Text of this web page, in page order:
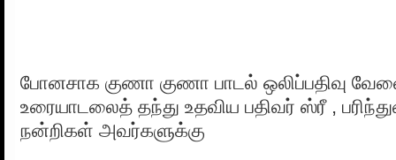
போனசாக குணா குணா பாடல் ஒலிப்பதிவு
உரையாடலைத் தந்து உதவிய பதிவர் ஸ்ரீ ,
நன்றிகள் அவர்களுக்கு